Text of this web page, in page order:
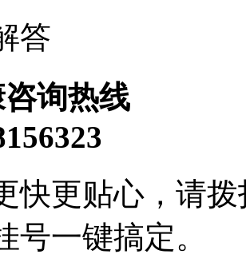
答
询热线
快更贴心，请
号一键搞定。